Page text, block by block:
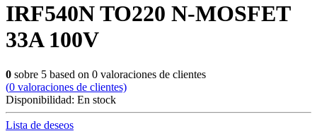
IRF540N TO220 N-MOSFET
33A 100V
0 sobre 5 based on 0 valoraciones de clientes
(0 valoraciones de clientes)
Disponibilidad: En stock
Lista de deseos